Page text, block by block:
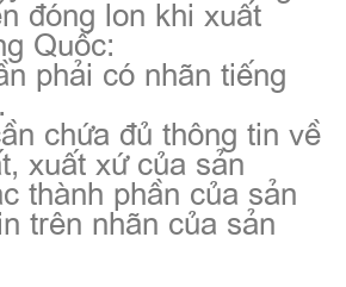
đóng lon khi xuất
Quốc:
phải có nhãn tiếng
chứa đủ thông tin về
xuất xứ của sản
thành phần của sản
trên nhãn của sản